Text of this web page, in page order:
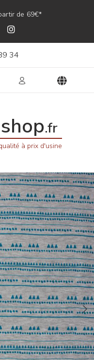
de 69€*
34
shop.fr
à prix d'usine